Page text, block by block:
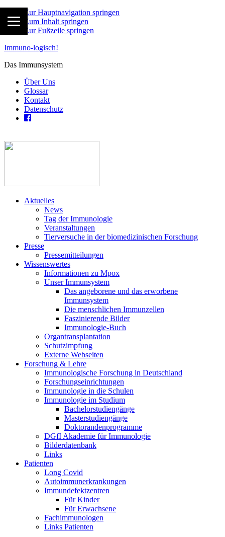
Zur Hauptnavigation springen
Zum Inhalt springen
Zur Fußzeile springen
Immuno-logisch!
Das Immunsystem
Über Uns
Glossar
Kontakt
Datenschutz
Aktuelles
News
Tag der Immunologie
Veranstaltungen
Tierversuche in der biomedizinischen Forschung
Presse
Pressemitteilungen
Wissenswertes
Informationen zu Mpox
Unser Immunsystem
Das angeborene und das erworbene
Immunsystem
Die menschlichen Immunzellen
Faszinierende Bilder
Immunologie-Buch
Organtransplantation
Schutzimpfung
Externe Webseiten
Forschung & Lehre
Immunologische Forschung in Deutschland
Forschungseinrichtungen
Immunologie in die Schulen
Immunologie im Studium
Bachelorstudiengänge
Masterstudiengänge
Doktorandenprogramme
DGfI Akademie für Immunologie
Bilderdatenbank
Links
Patienten
Long Covid
Autoimmunerkrankungen
Immundefektzentren
Für Kinder
Für Erwachsene
Fachimmunologen
Links Patienten